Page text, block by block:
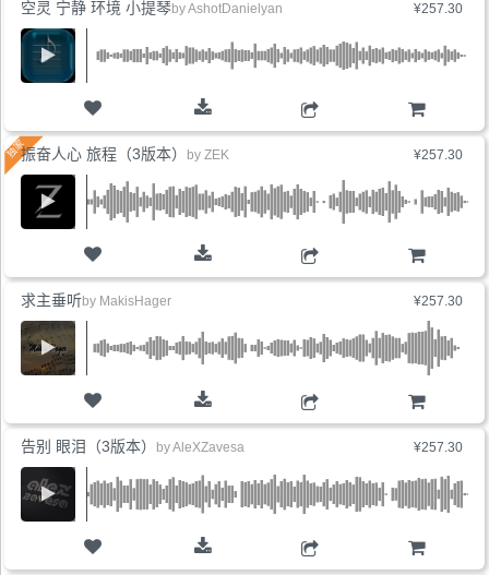
¥257.30
购物车
空灵 宁静 环境 小提琴byAshotDanielyan
¥257.30
购物车
振奋人心 旅程（3版本） by ZEK
¥257.30
购物车
求主垂听by MakisHager
¥257.30
购物车
告别 眼泪（3版本） byAleXZavesa